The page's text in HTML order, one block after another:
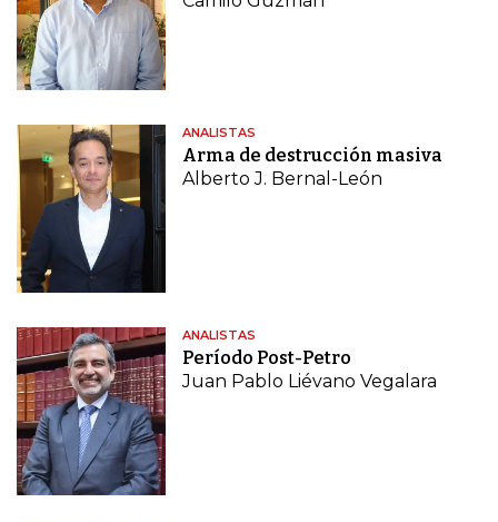
ANALISTAS
Arma de destrucción masiva
Alberto J. Bernal-León
ANALISTAS
Período Post-Petro
Juan Pablo Liévano Vegalara